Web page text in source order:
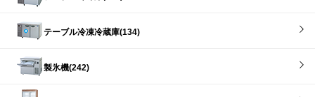
テーブル冷凍冷蔵庫(134)
製氷機(242)